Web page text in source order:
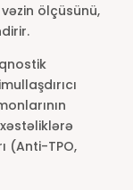
ölçüsünü,
(Anti-TPO,